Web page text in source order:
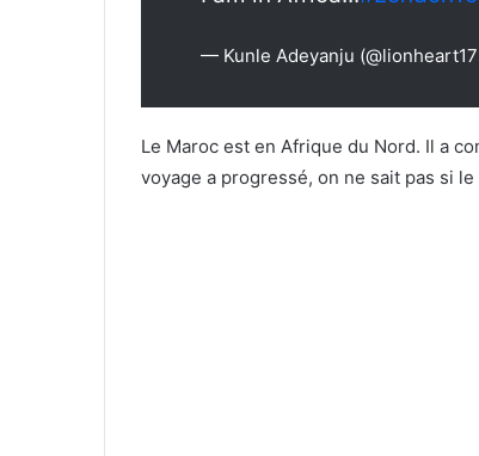
— Kunle Adeyanju
Le Maroc est en Afrique du Nord. Il a
voyage a progressé, on ne sait pas si